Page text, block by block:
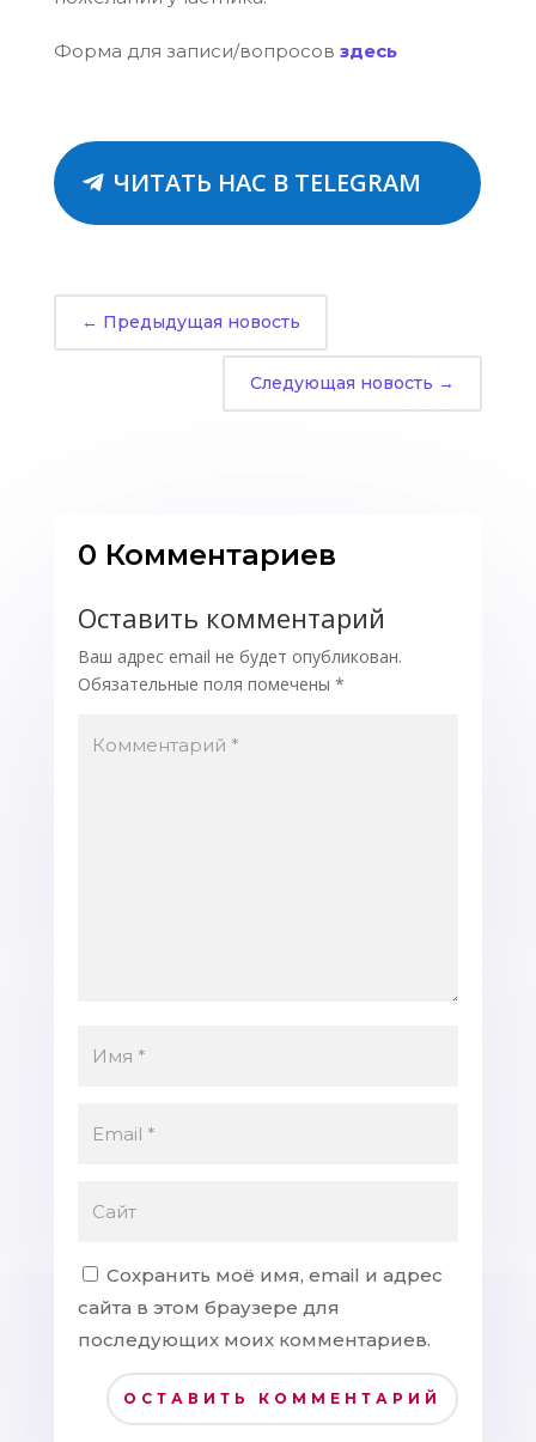
Форма для записи/вопросов здесь
ЧИТАТЬ НАС В TELEGRAM
← Предыдущая новость
Следующая новость →
0 Комментариев
Оставить комментарий
Ваш адрес email не будет опубликован.
Обязательные поля помечены *
Сохранить моё имя, email и адрес
сайта в этом браузере для
последующих моих комментариев.
ОСТАВИТЬ КОММЕНТАРИЙ